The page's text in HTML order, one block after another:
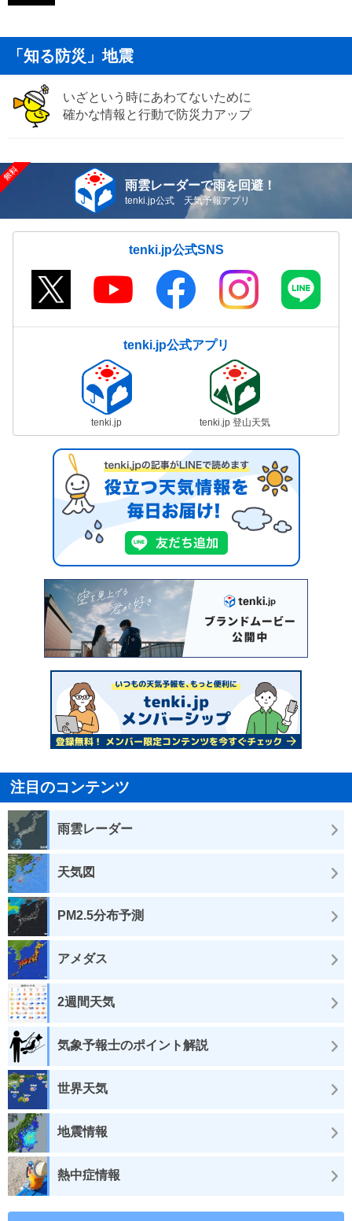
「知る防災」地震
いざという時にあわてないために
確かな情報と行動で防災力アップ
雨雲レーダーで雨を回避！
tenki.jp公式 天気予報アプリ
tenki.jp公式SNS
tenki.jp公式アプリ
tenki.jp tenki.jp 登山天気
注目のコンテンツ
雨雲レーダー
天気図
PM2.5分布予測
アメダス
2週間天気
気象予報士のポイント解説
世界天気
地震情報
熱中症情報